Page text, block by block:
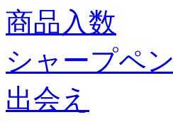
商品入数
シャープペン
出会え